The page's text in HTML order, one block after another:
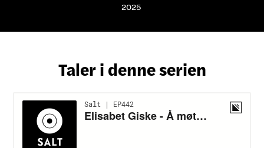
2025
Taler i denne serien